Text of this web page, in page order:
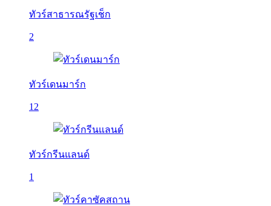
ทัวร์สาธารณรัฐเช็ก
2
ทัวร์เดนมาร์ก
12
ทัวร์กรีนแลนด์
1